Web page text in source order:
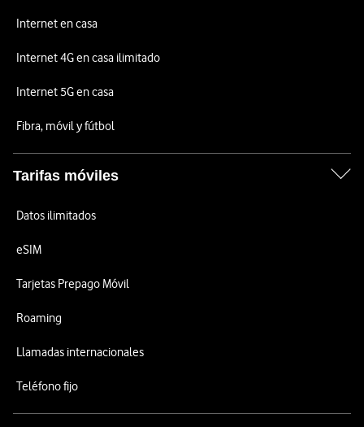
Internet en casa
Internet 4G en casa ilimitado
Internet 5G en casa
Fibra, móvil y fútbol
Tarifas móviles
Datos ilimitados
eSIM
Tarjetas Prepago Móvil
Roaming
Llamadas internacionales
Teléfono fijo